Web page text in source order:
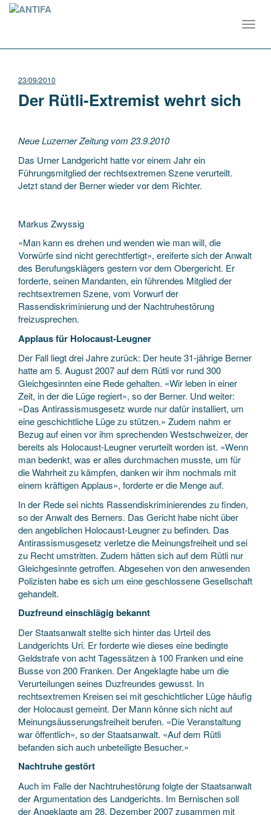
23/09/2010
Der Rütli-Extremist wehrt sich
Neue Luzerner Zeitung vom 23.9.2010
Das Urner Landgericht hatte vor einem Jahr ein
Führungsmitglied der rechtsextremen Szene verurteilt.
Jetzt stand der Berner wieder vor dem Richter.
Markus Zwyssig
«Man kann es drehen und wenden wie man will, die
Vorwürfe sind nicht gerechtfertigt», ereiferte sich der Anwalt
des Berufungsklägers gestern vor dem Obergericht. Er
forderte, seinen Mandanten, ein führendes Mitglied der
rechtsextremen Szene, vom Vorwurf der
Rassendiskriminierung und der Nachtruhestörung
freizusprechen.
Applaus für Holocaust-Leugner
Der Fall liegt drei Jahre zurück: Der heute 31-jährige Berner
hatte am 5. August 2007 auf dem Rütli vor rund 300
Gleichgesinnten eine Rede gehalten. «Wir leben in einer
Zeit, in der die Lüge regiert», so der Berner. Und weiter:
«Das Antirassismusgesetz wurde nur dafür installiert, um
eine geschichtliche Lüge zu stützen.» Zudem nahm er
Bezug auf einen vor ihm sprechenden Westschweizer, der
bereits als Holocaust-Leugner verurteilt worden ist. «Wenn
man bedenkt, was er alles durchmachen musste, um für
die Wahrheit zu kämpfen, danken wir ihm nochmals mit
einem kräftigen Applaus», forderte er die Menge auf.
In der Rede sei nichts Rassendiskriminierendes zu finden,
so der Anwalt des Berners. Das Gericht habe nicht über
den angeblichen Holocaust-Leugner zu befinden. Das
Antirassismusgesetz verletze die Meinungsfreiheit und sei
zu Recht umstritten. Zudem hätten sich auf dem Rütli nur
Gleichgesinnte getroffen. Abgesehen von den anwesenden
Polizisten habe es sich um eine geschlossene Gesellschaft
gehandelt.
Duzfreund einschlägig bekannt
Der Staatsanwalt stellte sich hinter das Urteil des
Landgerichts Uri. Er forderte wie dieses eine bedingte
Geldstrafe von acht Tagessätzen à 100 Franken und eine
Busse von 200 Franken. Der Angeklagte habe um die
Verurteilungen seines Duzfreundes gewusst. In
rechtsextremen Kreisen sei mit geschichtlicher Lüge häufig
der Holocaust gemeint. Der Mann könne sich nicht auf
Meinungsäusserungsfreiheit berufen. «Die Veranstaltung
war öffentlich», so der Staatsanwalt. «Auf dem Rütli
befanden sich auch unbeteiligte Besucher.»
Nachtruhe gestört
Auch im Falle der Nachtruhestörung folgte der Staatsanwalt
der Argumentation des Landgerichts. Im Bernischen soll
der Angeklagte am 28. Dezember 2007 zusammen mit